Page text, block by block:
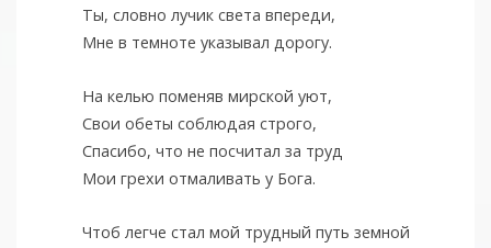
Ты, словно лучик света впереди,
Мне в темноте указывал дорогу.
На келью поменяв мирской уют,
Свои обеты соблюдая строго,
Спасибо, что не посчитал за труд
Мои грехи отмаливать у Бога.
Чтоб легче стал мой трудный путь земной